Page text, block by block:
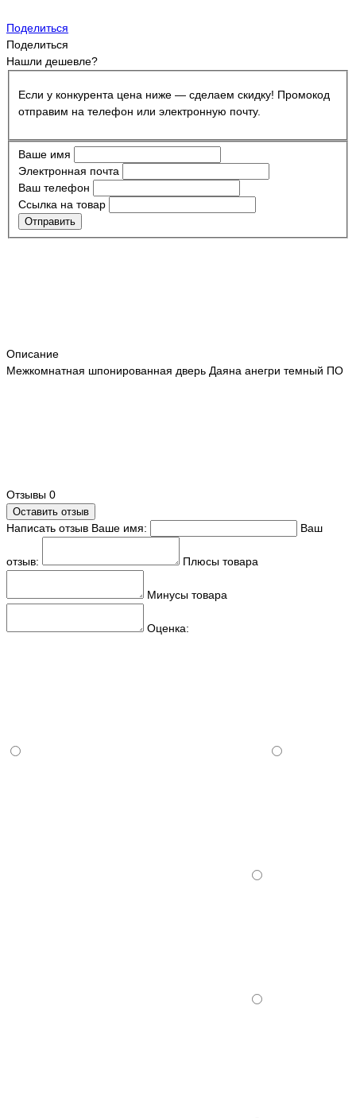
Поделиться
Поделиться
Нашли дешевле?
Если у конкурента цена ниже — сделаем скидку! Промокод
отправим на телефон или электронную почту.
Ваше имя
Электронная почта
Ваш телефон
Ссылка на товар
Отправить
Описание
Межкомнатная шпонированная дверь Даяна анегри темный ПО
Отзывы 0
Оставить отзыв
Написать отзыв Ваше имя: Ваш
отзыв: Плюсы товара
Минусы товара
Оценка: